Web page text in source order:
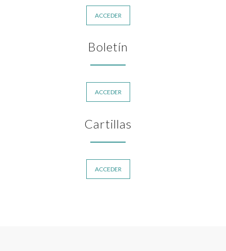
ACCEDER
Boletín
ACCEDER
Cartillas
ACCEDER